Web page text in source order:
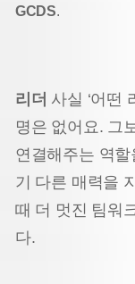
GCDS.
리더 사실 ‘어떤
명은 없어요. 그
연결해주는 역
기 다른 매력을
때 더 멋진 팀워
다.